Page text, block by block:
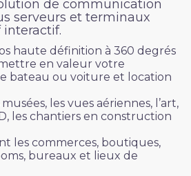
de communication
serveurs et terminaux
interactif.
haute définition à 360 degrés
en valeur votre
bateau ou voiture et location
les vues aériennes, l’art,
les chantiers en construction
les commerces, boutiques,
bureaux et lieux de